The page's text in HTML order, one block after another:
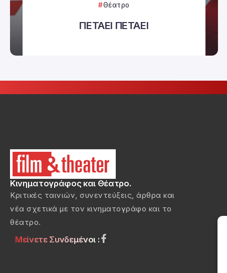
Θέατρο
ΠΕΤΑΕΙ ΠΕΤΑΕΙ
Κινηματογράφος και Θέατρο.
Κριτικές ταινιών, συνεντεύξεις, άρθρα και
νέα σχετικά με τον κινηματογράφο και το
θέατρο.
Μείνετε Συνδεμένοι :